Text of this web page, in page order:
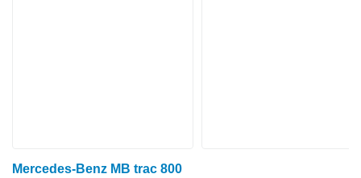
Mercedes-Benz MB trac 800